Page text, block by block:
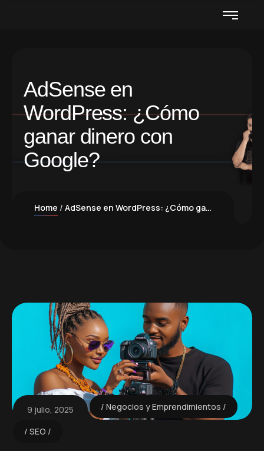
AdSense en
WordPress: ¿Cómo
ganar dinero con
Google?
Home AdSense en WordPress: ¿Cómo ganar dinero con Google?
9 julio, 2025 Negocios y Emprendimientos
SEO